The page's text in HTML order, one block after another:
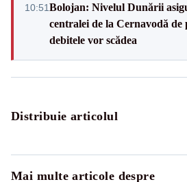
10:51Bolojan: Nivelul Dunării
centralei de la Cernavodă de
debitele vor scădea
Distribuie articolul
Mai multe articole despre